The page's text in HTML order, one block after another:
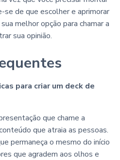
se de que escolher e aprimorar
melhor opção para chamar a
sua opinião.
para criar um deck de
que chame a
que atraia as pessoas.
permaneça o mesmo do início
que agradem aos olhos e